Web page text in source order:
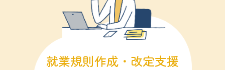
就業規則作成・改定支援